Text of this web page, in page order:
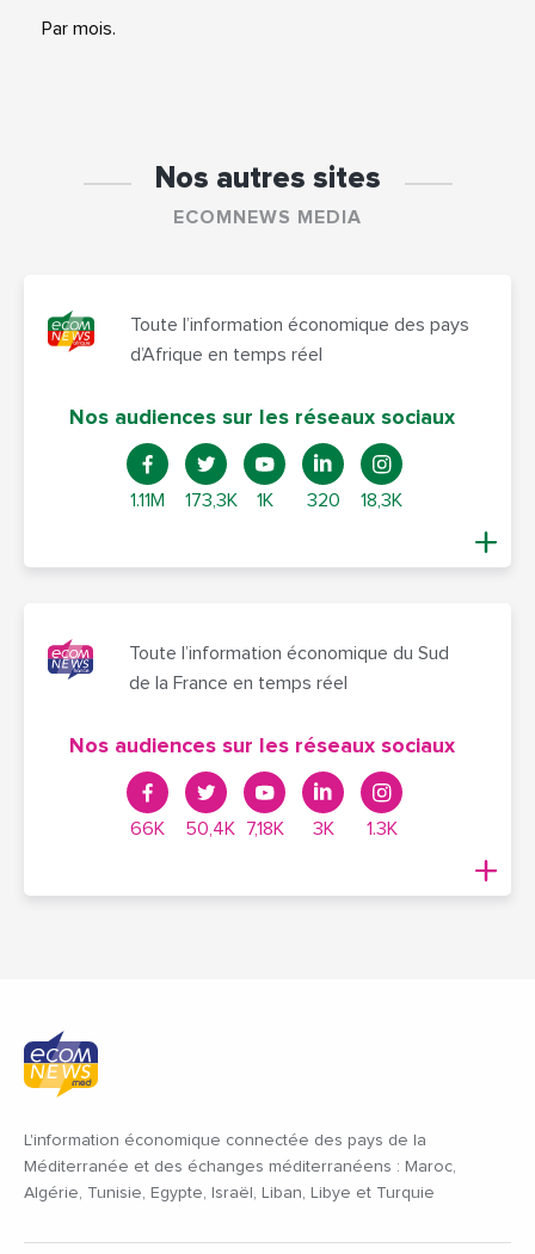
Par mois.
Nos autres sites
ECOMNEWS MEDIA
Toute l’information économique des pays
d’Afrique en temps réel
Nos audiences sur les réseaux sociaux
1.11M 173,3K 1K 320 18,3K
Toute l’information économique du Sud
de la France en temps réel
Nos audiences sur les réseaux sociaux
66K 50,4K 7,18K 3K 1.3K
L'information économique connectée des pays de la
Méditerranée et des échanges méditerranéens : Maroc,
Algérie, Tunisie, Egypte, Israël, Liban, Libye et Turquie